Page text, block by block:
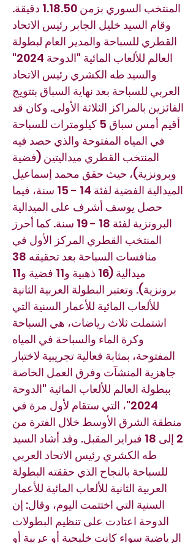
المنتخب السوري بزمن 1.18.50 دقيقة.
وقام السيد خليل الجابر رئيس الاتحاد
القطري للسباحة والمدير العام لبطولة
العالم للألعاب المائية "الدوحة 2024"
والسيد طه الكشري رئيس الاتحاد
العربي للسباحة بعد نهاية السباق بتتويج
الفائزين بالمراكز الثلاثة الأولى. وكان قد
أقيم أمس سباق 5 كيلومترات للسباحة
في المياه المفتوحة والذي حصد فيه
المنتخب القطري ميداليتين (فضية
وبرونزية)، حيث حقق محمد إسماعيل
الميدالية الفضية لفئة 14 - 15 سنة، فيما
حصل يوسف أشرف على الميدالية
البرونزية لفئة 18 - 19 سنة. كما أحرز
المنتخب القطري المركز الأول في
منافسات السباحة بعد تحقيقه 38
ميدالية (16 ذهبية و11 فضية و11
برونزية). وتعتبر البطولة العربية الثانية
للألعاب المائية للأعمار السنية التي
اشتملت ثلاث رياضات، هي السباحة
وكرة الماء والسباحة في المياه
المفتوحة، بمثابة فعالية تجريبية لاختبار
جاهزية المنشآت وفرق العمل الخاصة
ببطولة العالم للألعاب المائية "الدوحة
2024"، التي ستقام لأول مرة في
منطقة الشرق الأوسط خلال الفترة من
2 إلى 18 فبراير المقبل. وقد أشاد السيد
طه الكشري رئيس الاتحاد العربي
للسباحة بالنجاح الذي حققته البطولة
العربية الثانية للألعاب المائية للأعمار
السنية التي اختتمت اليوم، وقال: إن
الدوحة اعتادت على تنظيم البطولات
الرياضية سواء كانت خليجية أو عربية أو